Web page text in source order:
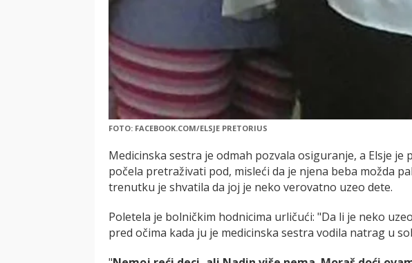
FOTO: FACEBOOK.COM/ELSJE PRETORIUS
Medicinska sestra je odmah pozvala osiguranje, a Elsje
počela pretraživati pod, misleći da je njena beba možda
trenutku je shvatila da joj je neko verovatno uzeo dete.
Poletela je bolničkim hodnicima urličući: "Da li je neko
pred očima kada ju je medicinska sestra vodila natrag u